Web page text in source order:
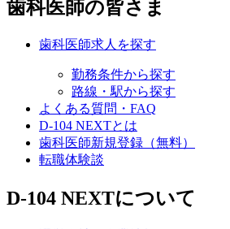
歯科医師の皆さま
歯科医師求人を探す
勤務条件から探す
路線・駅から探す
よくある質問・FAQ
D-104 NEXTとは
歯科医師新規登録（無料）
転職体験談
D-104 NEXTについて